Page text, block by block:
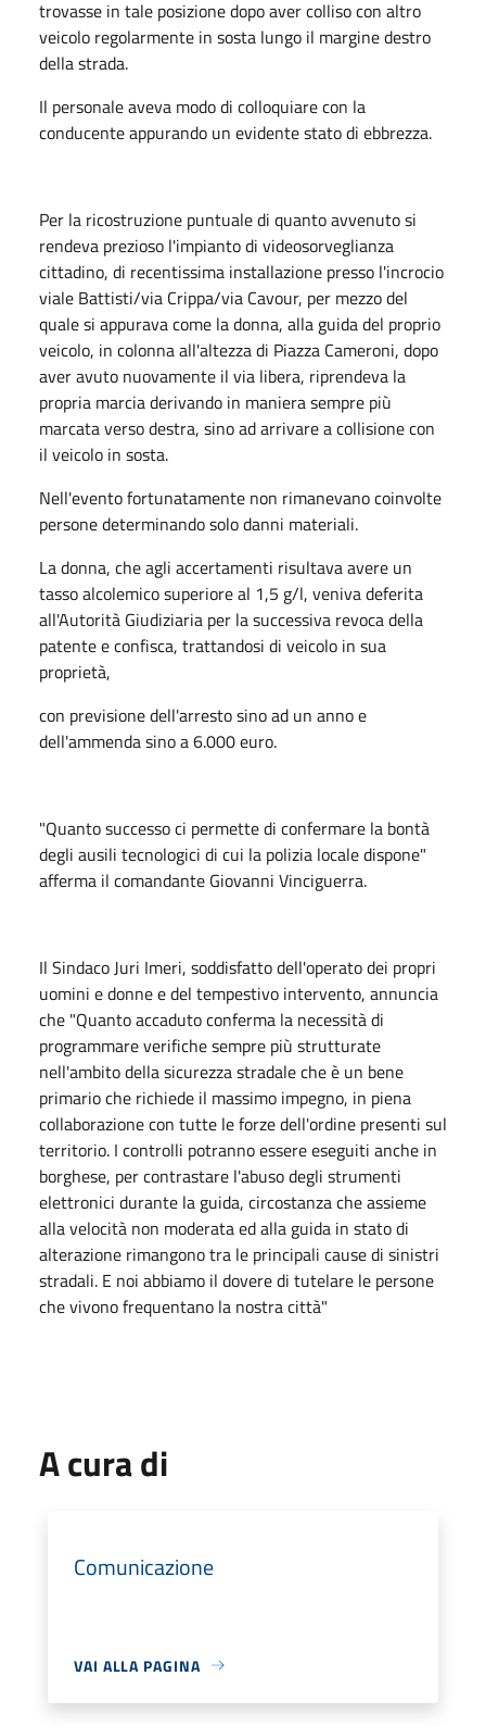
trovasse in tale posizione dopo aver colliso con altro
veicolo regolarmente in sosta lungo il margine destro
della strada.
Il personale aveva modo di colloquiare con la
conducente appurando un evidente stato di ebbrezza.
Per la ricostruzione puntuale di quanto avvenuto si
rendeva prezioso l'impianto di videosorveglianza
cittadino, di recentissima installazione presso l'incrocio
viale Battisti/via Crippa/via Cavour, per mezzo del
quale si appurava come la donna, alla guida del proprio
veicolo, in colonna all'altezza di Piazza Cameroni, dopo
aver avuto nuovamente il via libera, riprendeva la
propria marcia derivando in maniera sempre più
marcata verso destra, sino ad arrivare a collisione con
il veicolo in sosta.
Nell'evento fortunatamente non rimanevano coinvolte
persone determinando solo danni materiali.
La donna, che agli accertamenti risultava avere un
tasso alcolemico superiore al 1,5 g/l, veniva deferita
all'Autorità Giudiziaria per la successiva revoca della
patente e confisca, trattandosi di veicolo in sua
proprietà,
con previsione dell'arresto sino ad un anno e
dell'ammenda sino a 6.000 euro.
"Quanto successo ci permette di confermare la bontà
degli ausili tecnologici di cui la polizia locale dispone"
afferma il comandante Giovanni Vinciguerra.
Il Sindaco Juri Imeri, soddisfatto dell'operato dei propri
uomini e donne e del tempestivo intervento, annuncia
che "Quanto accaduto conferma la necessità di
programmare verifiche sempre più strutturate
nell'ambito della sicurezza stradale che è un bene
primario che richiede il massimo impegno, in piena
collaborazione con tutte le forze dell'ordine presenti sul
territorio. I controlli potranno essere eseguiti anche in
borghese, per contrastare l'abuso degli strumenti
elettronici durante la guida, circostanza che assieme
alla velocità non moderata ed alla guida in stato di
alterazione rimangono tra le principali cause di sinistri
stradali. E noi abbiamo il dovere di tutelare le persone
che vivono frequentano la nostra città"
A cura di
Comunicazione
VAI ALLA PAGINA